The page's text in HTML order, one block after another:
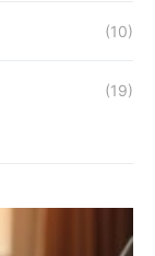
(10)
(19)